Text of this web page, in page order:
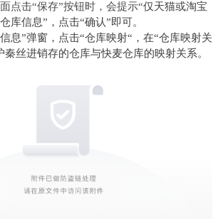
点击“保存”按钮时，会提示“仅天猫或淘宝
库信息”，点击“确认”即可。
息”弹窗，点击“仓库映射“，在“仓库映射关
秦丝进销存的仓库与快麦仓库的映射关系。